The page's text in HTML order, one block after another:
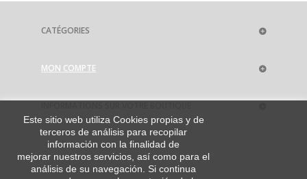
CATÉGORIES
MON COMPTE
Este sitio web utiliza Cookies propias y de
terceros de análisis para recopilar
información con la finalidad de
mejorar nuestros servicios, así como para el
análisis de su navegación. Si continua